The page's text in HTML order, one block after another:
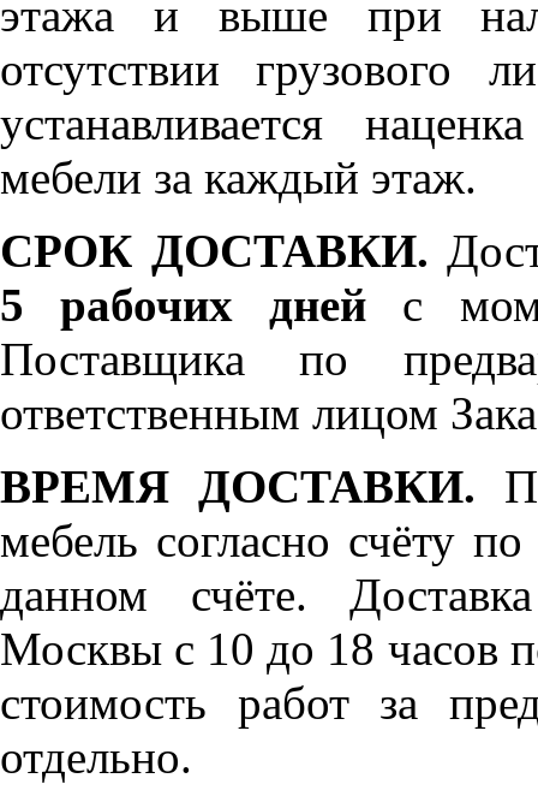
этажа и выше при
отсутствии грузового
устанавливается
мебели за каждый этаж.
СРОК ДОСТАВКИ.
5 рабочих дней с
Поставщика по
ответственным лицом
ВРЕМЯ ДОСТАВКИ.
мебель согласно счёту
данном счёте.
Москвы с 10 до 18 часов
стоимость работ за
отдельно.